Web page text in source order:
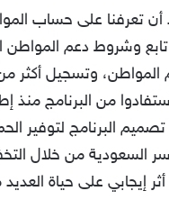
أن تعرفنا على حساب
وشروط دعم
من البرنامج منذ
تصميم البرنامج لتوفير
السعودية من خلال
أثر إيجابي على حياة